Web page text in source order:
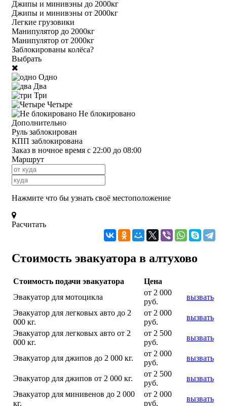
Джипы и минивэны до 2000кг
Джипы и минивэны от 2000кг
Легкие грузовики
Манипулятор до 2000кг
Манипулятор от 2000кг
Заблокированы колёса?
Выбрать
Одно
Два
Три
Четыре
Не блокировано
Дополнительно
Руль заблокирован
КПП заблокирована
Заказ в ночное время с 22:00 до 08:00
Маршрут
Нажмите что бы узнать своё местоположение
Расчитать
Стоимость эвакуатора в алтухово
Стоимость подачи эвакуатора
Цена
Эвакуатор для мотоцикла
от 2 000
руб.
вызвать
Эвакуатор для легковых авто до 2
000 кг.
от 2 000
руб.
вызвать
Эвакуатор для легковых авто от 2
000 кг.
от 2 500
руб.
вызвать
Эвакуатор для джипов до 2 000 кг.
от 2 000
руб.
вызвать
Эвакуатор для джипов от 2 000 кг.
от 2 500
руб.
вызвать
Эвакуатор для минивенов до 2 000
кг.
от 2 000
руб.
вызвать